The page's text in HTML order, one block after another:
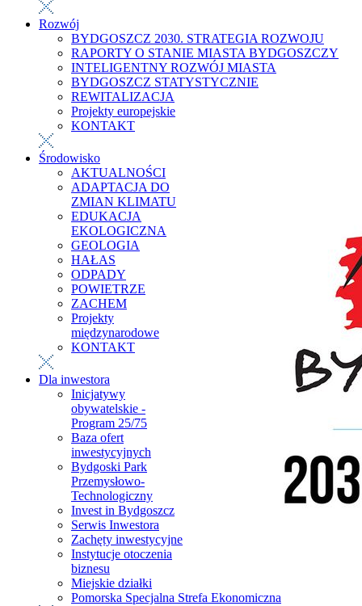
Rozwój
BYDGOSZCZ 2030. STRATEGIA ROZWOJU
RAPORTY O STANIE MIASTA BYDGOSZCZY
INTELIGENTNY ROZWÓJ MIASTA
BYDGOSZCZ STATYSTYCZNIE
REWITALIZACJA
Projekty europejskie
KONTAKT
Środowisko
AKTUALNOŚCI
ADAPTACJA DO
ZMIAN KLIMATU
EDUKACJA
EKOLOGICZNA
GEOLOGIA
HAŁAS
ODPADY
POWIETRZE
ZACHEM
Projekty
międzynarodowe
KONTAKT
Dla inwestora
Inicjatywy
obywatelskie -
Program 25/75
Baza ofert
inwestycyjnych
Bydgoski Park
Przemysłowo-
Technologiczny
Invest in Bydgoszcz
Serwis Inwestora
Zachęty inwestycyjne
Instytucje otoczenia
biznesu
Miejskie działki
Pomorska Specjalna Strefa Ekonomiczna